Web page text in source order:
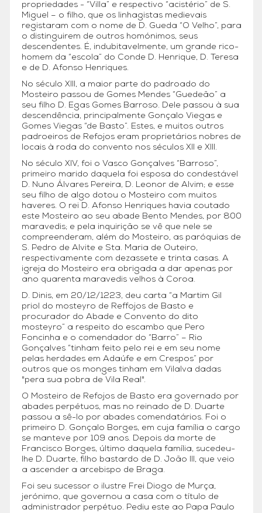
propriedades - “Villa” e respectivo “acistério” de S.
Miguel – o filho, que os linhagistas medievais
registaram com o nome de D. Gueda “O Velho”, para
o distinguirem de outros homónimos, seus
descendentes. É, indubitavelmente, um grande rico-
homem da “escola” do Conde D. Henrique, D. Teresa
e de D. Afonso Henriques.
No século XIII, a maior parte do padroado do
Mosteiro passou de Gomes Mendes “Guedeão” a
seu filho D. Egas Gomes Barroso. Dele passou à sua
descendência, principalmente Gonçalo Viegas e
Gomes Viegas “de Basto”. Estes, e muitos outros
padroeiros de Refojos eram proprietários nobres de
locais à roda do convento nos séculos XII e XIII.
No século XIV, foi o Vasco Gonçalves “Barroso”,
primeiro marido daquela foi esposa do condestável
D. Nuno Álvares Pereira, D. Leonor de Alvim; e esse
seu filho de algo dotou o Mosteiro com muitos
haveres. O rei D. Afonso Henriques havia coutado
este Mosteiro ao seu abade Bento Mendes, por 800
maravedis; e pela inquirição se vê que nele se
compreenderam, além do Mosteiro, as paróquias de
S. Pedro de Alvite e Sta. Maria de Outeiro,
respectivamente com dezassete e trinta casas. A
igreja do Mosteiro era obrigada a dar apenas por
ano quarenta maravedis velhos à Coroa.
D. Dinis, em 20/12/1223, deu carta “a Martim Gil
priol do mosteyro de Reffojos de Basto e
procurador do Abade e Convento do dito
mosteyro” a respeito do escambo que Pero
Foncinha e o comendador do “Barro” – Rio
Gonçalves “tinham feito pelo rei e em seu nome
pelas herdades em Adaúfe e em Crespos” por
outros que os monges tinham em Vilalva dadas
"pera sua pobra de Vila Real".
O Mosteiro de Refojos de Basto era governado por
abades perpétuos, mas no reinado de D. Duarte
passou a sê-lo por abades comendatários. Foi o
primeiro D. Gonçalo Borges, em cuja família o cargo
se manteve por 109 anos. Depois da morte de
Francisco Borges, último daquela família, sucedeu-
lhe D. Duarte, filho bastardo de D. João III, que veio
a ascender a arcebispo de Braga.
Foi seu sucessor o ilustre Frei Diogo de Murça,
jerónimo, que governou a casa com o título de
administrador perpétuo. Pediu este ao Papa Paulo